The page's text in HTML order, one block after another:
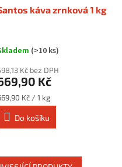
káva zrnková 1 kg
(>10 ks)
Kč bez DPH
Kč
Kč / 1 kg
Do košíku